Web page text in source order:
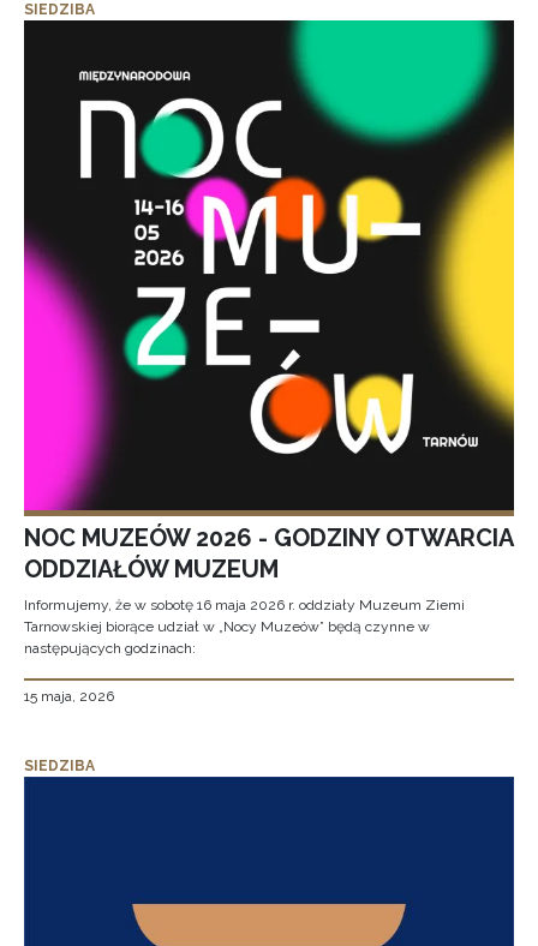
SIEDZIBA
NOC MUZEÓW 2026 - GODZINY OTWARCIA
ODDZIAŁÓW MUZEUM
Informujemy, że w sobotę 16 maja 2026 r. oddziały Muzeum Ziemi
Tarnowskiej biorące udział w „Nocy Muzeów” będą czynne w
następujących godzinach:
15 maja, 2026
SIEDZIBA